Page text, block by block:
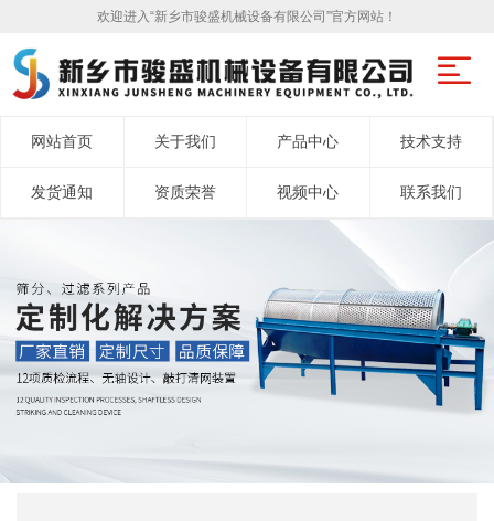
欢迎进入“新乡市骏盛机械设备有限公司”官方网站！
网站首页 关于我们 产品中心 技术支持
发货通知 资质荣誉 视频中心 联系我们